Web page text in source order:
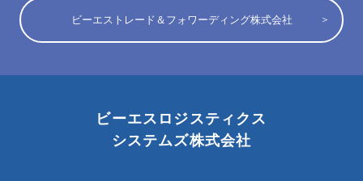
ビーエストレード＆フォワーディング株式会社
ビーエスロジスティクス
システムズ株式会社